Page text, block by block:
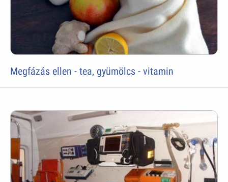
Megfázás ellen - tea, gyümölcs - vitamin